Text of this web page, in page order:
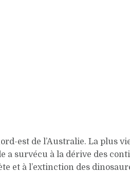
est de l’Australie. La plus
a survécu à la dérive des
et à l’extinction des